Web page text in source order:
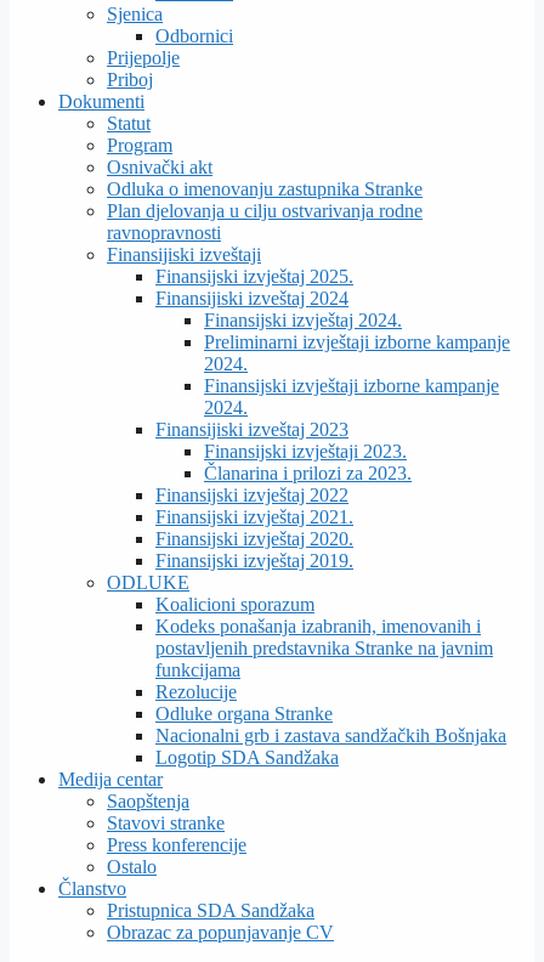
Sjenica
Odbornici
Prijepolje
Priboj
Dokumenti
Statut
Program
Osnivački akt
Odluka o imenovanju zastupnika Stranke
Plan djelovanja u cilju ostvarivanja rodne
ravnopravnosti
Finansijiski izveštaji
Finansijski izvještaj 2025.
Finansijiski izveštaj 2024
Finansijski izvještaj 2024.
Preliminarni izvještaji izborne kampanje
2024.
Finansijski izvještaji izborne kampanje
2024.
Finansijiski izveštaj 2023
Finansijski izvještaji 2023.
Članarina i prilozi za 2023.
Finansijski izvještaj 2022
Finansijski izvještaj 2021.
Finansijski izvještaj 2020.
Finansijski izvještaj 2019.
ODLUKE
Koalicioni sporazum
Kodeks ponašanja izabranih, imenovanih i
postavljenih predstavnika Stranke na javnim
funkcijama
Rezolucije
Odluke organa Stranke
Nacionalni grb i zastava sandžačkih Bošnjaka
Logotip SDA Sandžaka
Medija centar
Saopštenja
Stavovi stranke
Press konferencije
Ostalo
Članstvo
Pristupnica SDA Sandžaka
Obrazac za popunjavanje CV